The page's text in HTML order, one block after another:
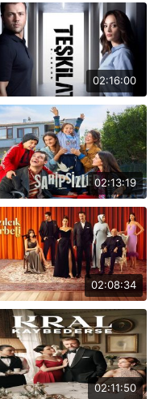
02:16:00
02:13:19
02:08:34
02:11:50